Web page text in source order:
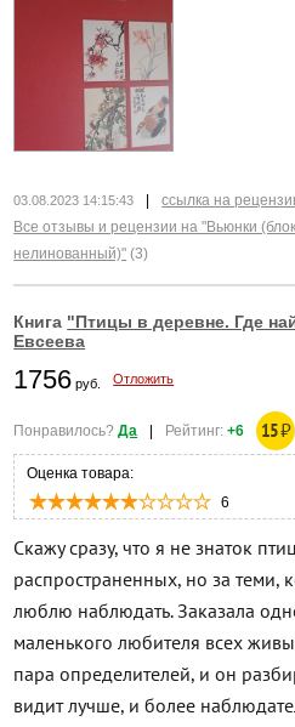
03.08.2023 14:15:43 ссылка на
Все отзывы и рецензии на "Вьюнки
нелинованный)" (3)
Книга "Птицы в деревне. Где
Евсеева
1756 руб. Отложить
Понравилось?Да | Рейтинг:+6 15₽
Оценка товара:
6
Скажу сразу, что я не знаток
распространенных, но за теми,
люблю наблюдать. Заказала
маленького любителя всех
пара определителей, и он
видит лучше, и более